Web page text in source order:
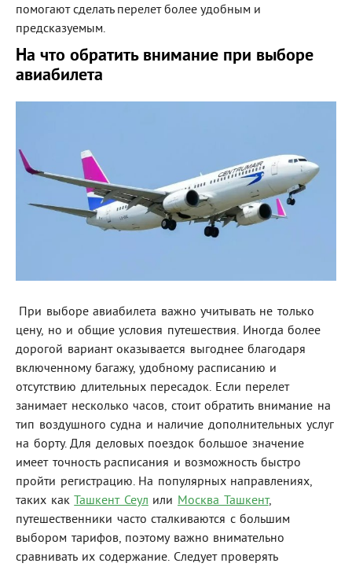
помогают сделать перелет более удобным и
предсказуемым.
На что обратить внимание при выборе
авиабилета
При выборе авиабилета важно учитывать не только
цену, но и общие условия путешествия. Иногда более
дорогой вариант оказывается выгоднее благодаря
включенному багажу, удобному расписанию и
отсутствию длительных пересадок. Если перелет
занимает несколько часов, стоит обратить внимание на
тип воздушного судна и наличие дополнительных услуг
на борту. Для деловых поездок большое значение
имеет точность расписания и возможность быстро
пройти регистрацию. На популярных направлениях,
таких какТашкент СеулилиМосква Ташкент,
путешественники часто сталкиваются с большим
выбором тарифов, поэтому важно внимательно
сравнивать их содержание. Следует проверять